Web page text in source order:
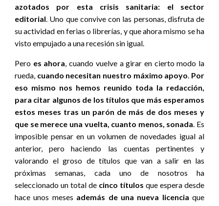
azotados por esta crisis sanitaria: el sector
editorial. Uno que convive con las personas, disfruta de
su actividad en ferias o librerías, y que ahora mismo se ha
visto empujado a una recesión sin igual.
Pero es ahora, cuando vuelve a girar en cierto modo la
rueda, cuando necesitan nuestro máximo apoyo. Por
eso mismo nos hemos reunido toda la redacción,
para citar algunos de los títulos que más esperamos
estos meses tras un parón de más de dos meses y
que se merece una vuelta, cuanto menos, sonada. Es
imposible pensar en un volumen de novedades igual al
anterior, pero haciendo las cuentas pertinentes y
valorando el groso de títulos que van a salir en las
próximas semanas, cada uno de nosotros ha
seleccionado un total de cinco títulos que espera desde
hace unos meses además de una nueva licencia que